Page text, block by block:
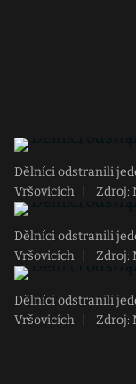
Dělníci odstranili
Vršovicích
Zdroj:
Dělníci odstranili
Vršovicích
Zdroj:
Dělníci odstranili
Vršovicích
Zdroj: